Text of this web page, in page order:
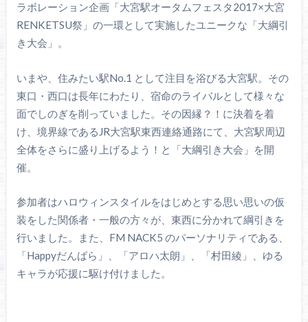
ラボレーション企画「大宮駅オータムフェスタ2017×大宮
RENKETSU祭」の一環として実施したユニークな「大綱引
き大会」。
いまや、住みたい駅No.1 として注目を浴びる⼤宮駅。その
東⼝・⻄⼝は⻑年にわたり、宿命のライバルとして様々な
⾯でしのぎを削っていました。その因縁？！に決着を着
け、境界線であるJR⼤宮駅東⻄連絡通路にて、⼤宮駅周辺
全体をさらに盛り上げるよう！と「⼤綱引き⼤会」を開
催。
参加者はハロウィンスタイルをはじめとする思い思いの仮
装をした関係者・⼀般の⽅々が、東⻄に分かれて綱引きを
⾏いました。また、FM NACK5 のパーソナリティである、
「Happyだんばら」、「アロハ太朗」、「村⽥綾」、ゆる
キャラが応援に駆け付けました。